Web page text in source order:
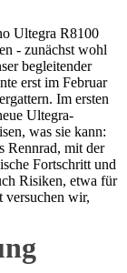
Ultegra R8100
- zunächst wohl
begleitender
erst im Februar
Im ersten
Ultegra-
was sie kann:
Rennrad, mit der
Fortschritt und
Risiken, etwa für
versuchen wir,